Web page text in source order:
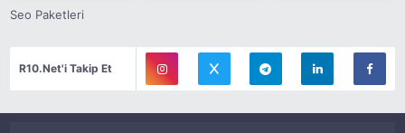
Seo Paketleri
R10.Net'i Takip Et